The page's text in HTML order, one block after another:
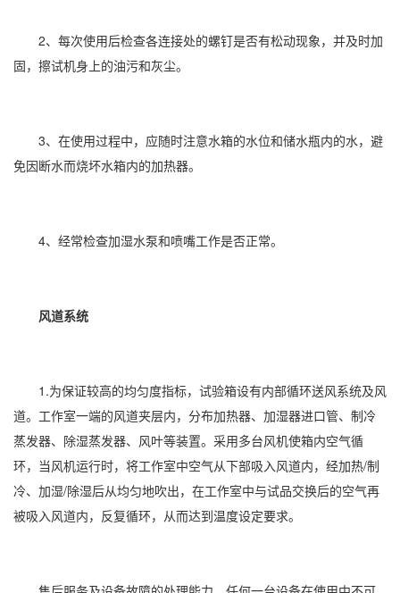
2、每次使用后检查各连接处的螺钉是否有松动现象，并及时加
固，擦试机身上的油污和灰尘。
3、在使用过程中，应随时注意水箱的水位和储水瓶内的水，避
免因断水而烧坏水箱内的加热器。
4、经常检查加湿水泵和喷嘴工作是否正常。
风道系统
1.为保证较高的均匀度指标，试验箱设有内部循环送风系统及风
道。工作室一端的风道夹层内，分布加热器、 加湿器进口管、制冷
蒸发器、 除湿蒸发器、风叶等装置。采用多台风机使箱内空气循
环，当风机运行时，将工作室中空气从下部吸入风道内，经加热/制
冷、加湿/除湿后从均匀地吹出，在工作室中与试品交换后的空气再
被吸入风道内，反复循环，从而达到温度设定要求。